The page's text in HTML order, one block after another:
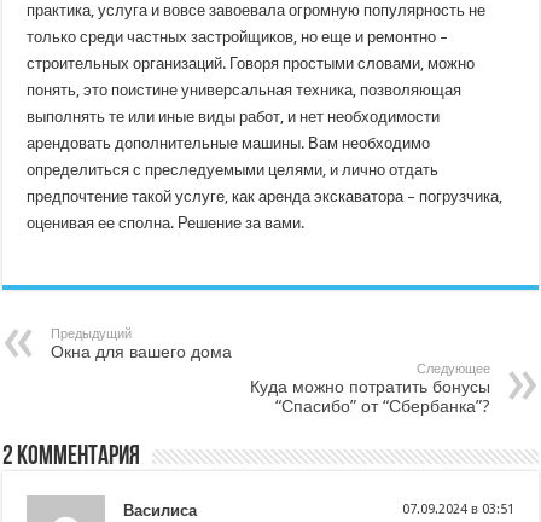
практика, услуга и вовсе завоевала огромную популярность не
только среди частных застройщиков, но еще и ремонтно –
строительных организаций. Говоря простыми словами, можно
понять, это поистине универсальная техника, позволяющая
выполнять те или иные виды работ, и нет необходимости
арендовать дополнительные машины. Вам необходимо
определиться с преследуемыми целями, и лично отдать
предпочтение такой услуге, как аренда экскаватора – погрузчика,
оценивая ее сполна. Решение за вами.
Предыдущий
Окна для вашего дома
Следующее
Куда можно потратить бонусы
“Спасибо” от “Сбербанка”?
2 комментария
Василиса 07.09.2024 в 03:51